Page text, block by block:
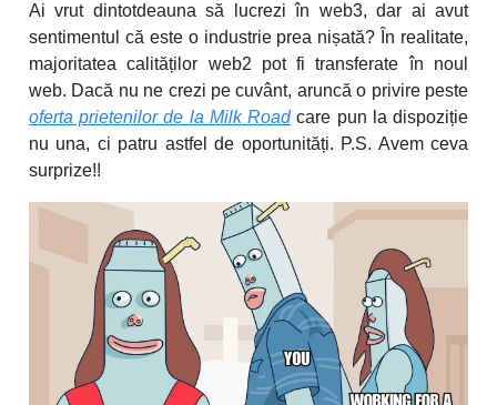
Ai vrut dintotdeauna să lucrezi în web3, dar ai avut
sentimentul că este o industrie prea nișată? În realitate,
majoritatea calităților web2 pot fi transferate în noul
web. Dacă nu ne crezi pe cuvânt, aruncă o privire peste
oferta prietenilor de la Milk Roadcare pun la dispoziție
nu una, ci patru astfel de oportunități. P.S. Avem ceva
surprize!!